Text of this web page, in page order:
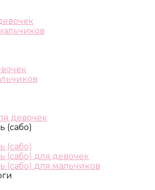
девочек
(сабо)
(сабо)
(сабо) для девочек
(сабо) для мальчиков